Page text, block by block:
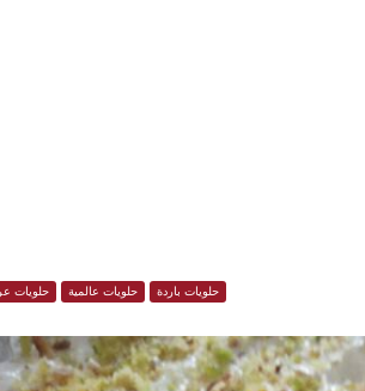
حلويات باردة حلويات عالمية حلويات